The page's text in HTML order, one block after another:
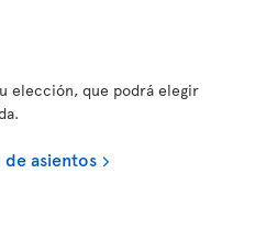
elección, que podrá elegir
asientos